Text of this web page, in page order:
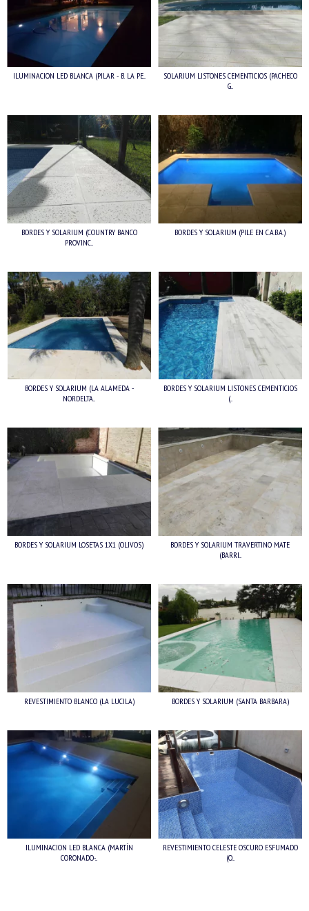
ILUMINACION LED BLANCA (PILAR - B. LA PE...
SOLARIUM LISTONES CEMENTICIOS (PACHECO
G...
BORDES Y SOLARIUM (COUNTRY BANCO
PROVINC...
BORDES Y SOLARIUM (PILE EN C.A.B.A.)
BORDES Y SOLARIUM (LA ALAMEDA -
NORDELTA...
BORDES Y SOLARIUM LISTONES CEMENTICIOS
(...
BORDES Y SOLARIUM LOSETAS 1X1 (OLIVOS)
BORDES Y SOLARIUM TRAVERTINO MATE
(BARRI...
REVESTIMIENTO BLANCO (LA LUCILA) BORDES Y SOLARIUM (SANTA BARBARA)
ILUMINACION LED BLANCA (MARTÍN
CORONADO-...
REVESTIMIENTO CELESTE OSCURO ESFUMADO
(O...